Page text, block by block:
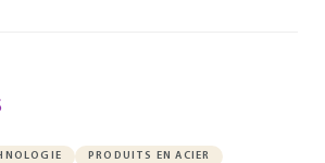
PRODUITS EN ACIER